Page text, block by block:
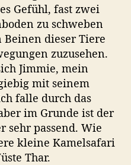
Gefühl, fast zwei
zu schweben
dieser Tiere
zuzusehen.
Jimmie, mein
mit seinem
falle durch das
im Grunde ist der
sehr passend. Wie
kleine Kamelsafari
Thar.